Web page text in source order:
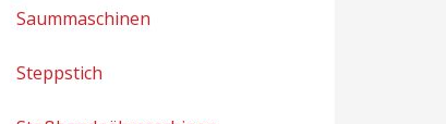
Saummaschinen
Steppstich